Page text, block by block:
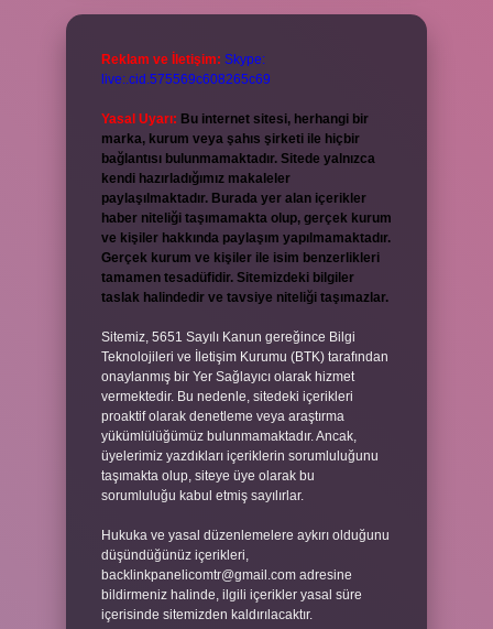
Reklam ve İletişim: Skype:
live:.cid.575569c608265c69
Yasal Uyarı: Bu internet sitesi, herhangi bir
marka, kurum veya şahıs şirketi ile hiçbir
bağlantısı bulunmamaktadır. Sitede yalnızca
kendi hazırladığımız makaleler
paylaşılmaktadır. Burada yer alan içerikler
haber niteliği taşımamakta olup, gerçek kurum
ve kişiler hakkında paylaşım yapılmamaktadır.
Gerçek kurum ve kişiler ile isim benzerlikleri
tamamen tesadüfidir. Sitemizdeki bilgiler
taslak halindedir ve tavsiye niteliği taşımazlar.
Sitemiz, 5651 Sayılı Kanun gereğince Bilgi
Teknolojileri ve İletişim Kurumu (BTK) tarafından
onaylanmış bir Yer Sağlayıcı olarak hizmet
vermektedir. Bu nedenle, sitedeki içerikleri
proaktif olarak denetleme veya araştırma
yükümlülüğümüz bulunmamaktadır. Ancak,
üyelerimiz yazdıkları içeriklerin sorumluluğunu
taşımakta olup, siteye üye olarak bu
sorumluluğu kabul etmiş sayılırlar.
Hukuka ve yasal düzenlemelere aykırı olduğunu
düşündüğünüz içerikleri,
backlinkpanelicomtr@gmail.com adresine
bildirmeniz halinde, ilgili içerikler yasal süre
içerisinde sitemizden kaldırılacaktır.